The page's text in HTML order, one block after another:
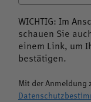
pflanzlicher
Frei von
WICHTIG: Im
schauen Sie
einem Link, um
bestätigen.
Mit der Anmeldung